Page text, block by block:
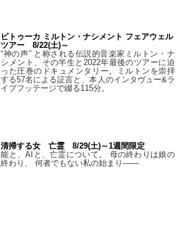
ビトゥーカ ミルトン・ナシメント フェアウェル
ツアー 8/22(土)～
“神の声” と称される伝説的音楽家ミルトン・ナ
シメント、その半生と2022年最後のツアーに迫
った圧巻のドキュメンタリー。ミルトンを崇拝
する57名による証言と、本人のインタヴュー&ラ
イブフッテージで綴る115分。
清掃する女 亡霊 8/29(土)～1週間限定
能と、AIと、亡霊について。 母の終わりは娘の
終わり、 何者でもない私の始まり――